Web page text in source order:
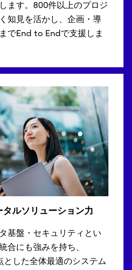
ます。800件以上のプロジ
知見を活かし、企画・導
でEnd to Endで支援しま
ルソリューション力
基盤・セキュリティとい
合にも強みを持ち、
した全体最適のシステム